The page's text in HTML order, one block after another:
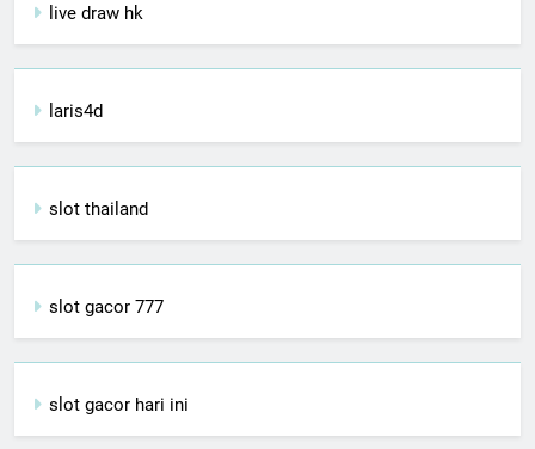
live draw hk
laris4d
slot thailand
slot gacor 777
slot gacor hari ini